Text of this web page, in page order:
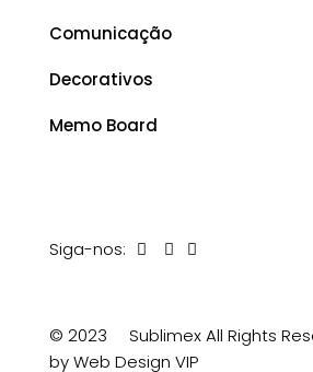
Comunicação
Decorativos
Memo Board
Siga-nos:
© 2023 Sublimex All Rights
by Web Design VIP